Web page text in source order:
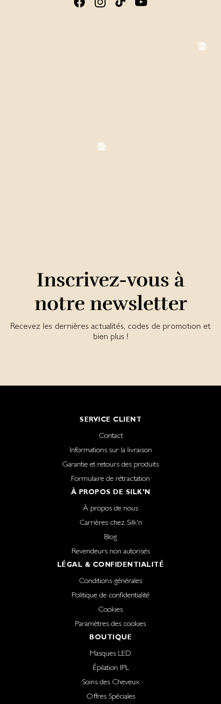
Inscrivez-vous à
notre newsletter
Recevez les dernières actualités, codes de promotion et
bien plus !
SERVICE CLIENT
Contact
Informations sur la livraison
Garantie et retours des produits
Formulaire de rétractation
À PROPOS DE SILK'N
À propos de nous
Carrières chez Silk'n
Blog
Revendeurs non autorisés
LÉGAL & CONFIDENTIALITÉ
Conditions générales
Politique de confidentialité
Cookies
Paramètres des cookies
BOUTIQUE
Masques LED
Épilation IPL
Soins des Cheveux
Offres Spéciales